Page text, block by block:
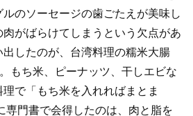
のソーセージの歯ごたえが美味し
がばらけてしまうという欠点があ
出したのが、台湾料理の糯米大腸
もち米、ピーナッツ、干しエビな
で「もち米を入れればまとま
専門書で会得したのは、肉と脂を